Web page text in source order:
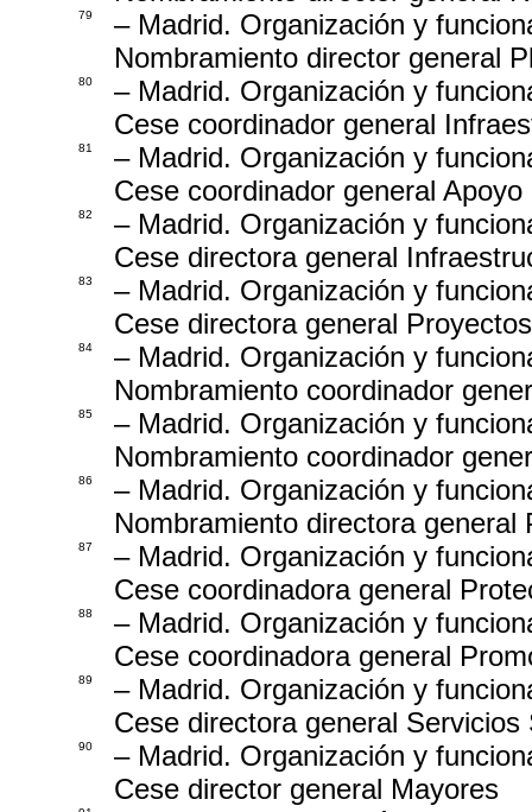
79
– Madrid. Organización y
Nombramiento director general
80
– Madrid. Organización y
Cese coordinador general
81
– Madrid. Organización y
Cese coordinador general Apoyo
82
– Madrid. Organización y
Cese directora general
83
– Madrid. Organización y
Cese directora general
84
– Madrid. Organización y
Nombramiento coordinador
85
– Madrid. Organización y
Nombramiento coordinador
86
– Madrid. Organización y
Nombramiento directora general
87
– Madrid. Organización y
Cese coordinadora general
88
– Madrid. Organización y
Cese coordinadora general
89
– Madrid. Organización y
Cese directora general
90
– Madrid. Organización y
Cese director general Mayores